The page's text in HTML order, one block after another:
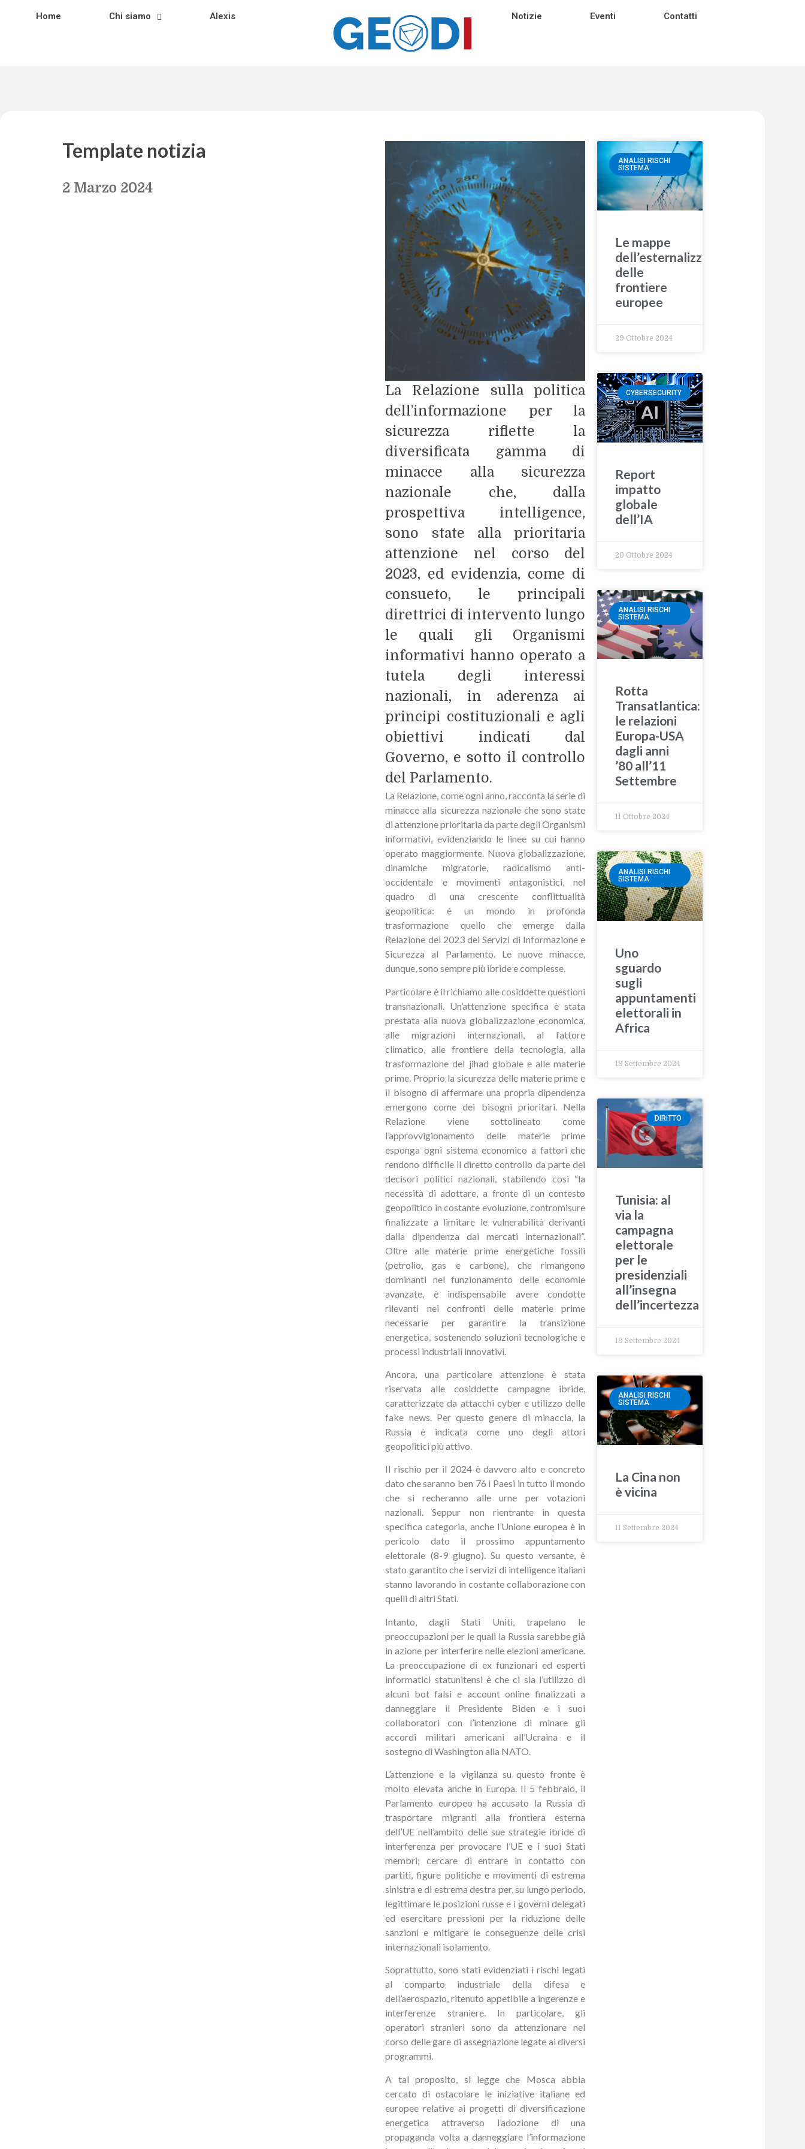
Home Chi siamo Alexis Notizie Eventi Contatti
Template notizia
2 Marzo 2024
La Relazione sulla politica
dell’informazione per la
sicurezza riflette la
diversificata gamma di
minacce alla sicurezza
nazionale che, dalla
prospettiva intelligence,
sono state alla prioritaria
attenzione nel corso del
2023, ed evidenzia, come di
consueto, le principali
direttrici di intervento lungo
le quali gli Organismi
informativi hanno operato a
tutela degli interessi
nazionali, in aderenza ai
principi costituzionali e agli
obiettivi indicati dal
Governo, e sotto il controllo
del Parlamento.
La Relazione, come ogni anno, racconta la serie di
minacce alla sicurezza nazionale che sono state
di attenzione prioritaria da parte degli Organismi
informativi, evidenziando le linee su cui hanno
operato maggiormente. Nuova globalizzazione,
dinamiche migratorie, radicalismo anti-
occidentale e movimenti antagonistici, nel
quadro di una crescente conflittualità
geopolitica: è un mondo in profonda
trasformazione quello che emerge dalla
Relazione del 2023 dei Servizi di Informazione e
Sicurezza al Parlamento. Le nuove minacce,
dunque, sono sempre più ibride e complesse.
Particolare è il richiamo alle cosiddette questioni
transnazionali. Un’attenzione specifica è stata
prestata alla nuova globalizzazione economica,
alle migrazioni internazionali, al fattore
climatico, alle frontiere della tecnologia, alla
trasformazione del jihad globale e alle materie
prime. Proprio la sicurezza delle materie prime e
il bisogno di affermare una propria dipendenza
emergono come dei bisogni prioritari. Nella
Relazione viene sottolineato come
l’approvvigionamento delle materie prime
esponga ogni sistema economico a fattori che
rendono difficile il diretto controllo da parte dei
decisori politici nazionali, stabilendo così “la
necessità di adottare, a fronte di un contesto
geopolitico in costante evoluzione, contromisure
finalizzate a limitare le vulnerabilità derivanti
dalla dipendenza dai mercati internazionali”.
Oltre alle materie prime energetiche fossili
(petrolio, gas e carbone), che rimangono
dominanti nel funzionamento delle economie
avanzate, è indispensabile avere condotte
rilevanti nei confronti delle materie prime
necessarie per garantire la transizione
energetica, sostenendo soluzioni tecnologiche e
processi industriali innovativi.
Ancora, una particolare attenzione è stata
riservata alle cosiddette campagne ibride,
caratterizzate da attacchi cyber e utilizzo delle
fake news. Per questo genere di minaccia, la
Russia è indicata come uno degli attori
geopolitici più attivo.
Il rischio per il 2024 è davvero alto e concreto
dato che saranno ben 76 i Paesi in tutto il mondo
che si recheranno alle urne per votazioni
nazionali. Seppur non rientrante in questa
specifica categoria, anche l’Unione europea è in
pericolo dato il prossimo appuntamento
elettorale (8-9 giugno). Su questo versante, è
stato garantito che i servizi di intelligence italiani
stanno lavorando in costante collaborazione con
quelli di altri Stati.
Intanto, dagli Stati Uniti, trapelano le
preoccupazioni per le quali la Russia sarebbe già
in azione per interferire nelle elezioni americane.
La preoccupazione di ex funzionari ed esperti
informatici statunitensi è che ci sia l’utilizzo di
alcuni bot falsi e account online finalizzati a
danneggiare il Presidente Biden e i suoi
collaboratori con l’intenzione di minare gli
accordi militari americani all’Ucraina e il
sostegno di Washington alla NATO.
L’attenzione e la vigilanza su questo fronte è
molto elevata anche in Europa. Il 5 febbraio, il
Parlamento europeo ha accusato la Russia di
trasportare migranti alla frontiera esterna
dell’UE nell’ambito delle sue strategie ibride di
interferenza per provocare l’UE e i suoi Stati
membri; cercare di entrare in contatto con
partiti, figure politiche e movimenti di estrema
sinistra e di estrema destra per, su lungo periodo,
legittimare le posizioni russe e i governi delegati
ed esercitare pressioni per la riduzione delle
sanzioni e mitigare le conseguenze delle crisi
internazionali isolamento.
Soprattutto, sono stati evidenziati i rischi legati
al comparto industriale della difesa e
dell’aerospazio, ritenuto appetibile a ingerenze e
interferenze straniere. In particolare, gli
operatori stranieri sono da attenzionare nel
corso delle gare di assegnazione legate ai diversi
programmi.
A tal proposito, si legge che Mosca abbia
cercato di ostacolare le iniziative italiane ed
europee relative ai progetti di diversificazione
energetica attraverso l’adozione di una
propaganda volta a danneggiare l’informazione
ANALISI RISCHI
SISTEMA
Le mappe
dell’esternalizzazione
delle
frontiere
europee
29 Ottobre 2024
CYBERSECURITY
Report
impatto
globale
dell’IA
20 Ottobre 2024
ANALISI RISCHI
SISTEMA
Rotta
Transatlantica:
le relazioni
Europa-USA
dagli anni
’80 all’11
Settembre
11 Ottobre 2024
ANALISI RISCHI
SISTEMA
Uno
sguardo
sugli
appuntamenti
elettorali in
Africa
19 Settembre 2024
DIRITTO
Tunisia: al
via la
campagna
elettorale
per le
presidenziali
all’insegna
dell’incertezza
19 Settembre 2024
ANALISI RISCHI
SISTEMA
La Cina non
è vicina
11 Settembre 2024